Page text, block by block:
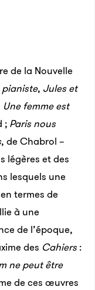
de la Nouvelle
pianiste, Jules et
Une femme est
; Paris nous
, de Chabrol –
légères et des
lesquels une
termes de
à une
de l’époque,
des Cahiers:
ne peut être
de ces œuvres